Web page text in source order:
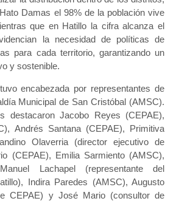
Damas el 98% de la población vive
que en Hatillo la cifra alcanza el
la necesidad de políticas de
para cada territorio, garantizando un
y sostenible.
encabezada por representantes de
Municipal de San Cristóbal (AMSC).
destacaron Jacobo Reyes (CEPAE),
Andrés Santana (CEPAE), Primitiva
Olaverria (director ejecutivo de
(CEPAE), Emilia Sarmiento (AMSC),
Lachapel (representante del
Indira Paredes (AMSC), Augusto
CEPAE) y José Mario (consultor de